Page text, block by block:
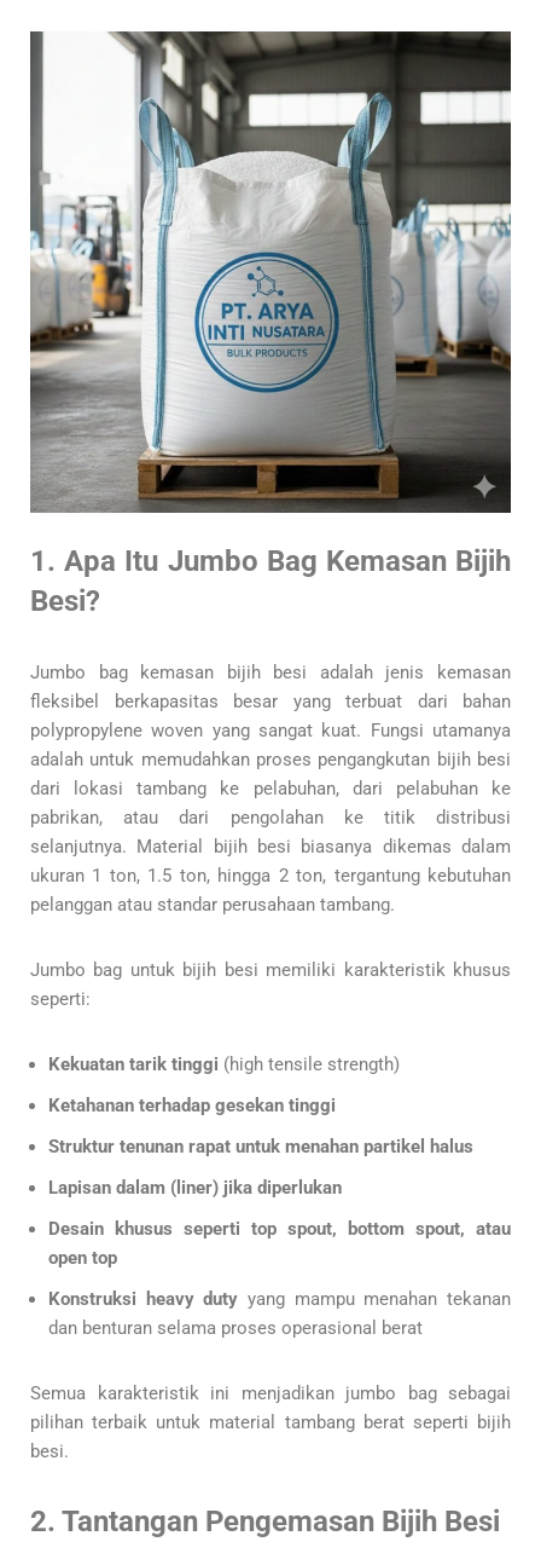
1. Apa Itu Jumbo Bag Kemasan Bijih
Besi?
Jumbo bag kemasan bijih besi adalah jenis kemasan
fleksibel berkapasitas besar yang terbuat dari bahan
polypropylene woven yang sangat kuat. Fungsi utamanya
adalah untuk memudahkan proses pengangkutan bijih besi
dari lokasi tambang ke pelabuhan, dari pelabuhan ke
pabrikan, atau dari pengolahan ke titik distribusi
selanjutnya. Material bijih besi biasanya dikemas dalam
ukuran 1 ton, 1.5 ton, hingga 2 ton, tergantung kebutuhan
pelanggan atau standar perusahaan tambang.
Jumbo bag untuk bijih besi memiliki karakteristik khusus
seperti:
Kekuatan tarik tinggi (high tensile strength)
Ketahanan terhadap gesekan tinggi
Struktur tenunan rapat untuk menahan partikel halus
Lapisan dalam (liner) jika diperlukan
Desain khusus seperti top spout, bottom spout, atau
open top
Konstruksi heavy duty yang mampu menahan tekanan
dan benturan selama proses operasional berat
Semua karakteristik ini menjadikan jumbo bag sebagai
pilihan terbaik untuk material tambang berat seperti bijih
besi.
2. Tantangan Pengemasan Bijih Besi